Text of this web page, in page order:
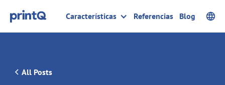
Características Referencias Blog
All Posts